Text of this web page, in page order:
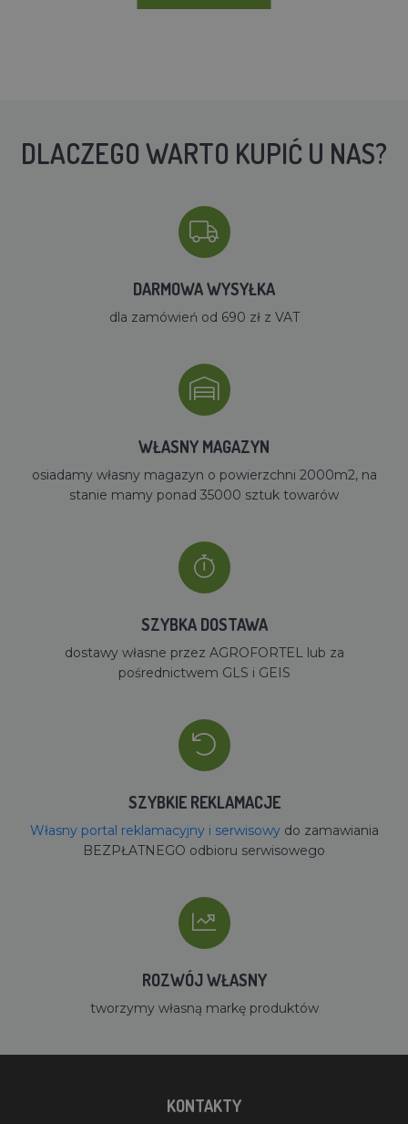
DLACZEGO WARTO KUPIĆ U NAS?
DARMOWA WYSYŁKA
dla zamówień od 690 zł z VAT
WŁASNY MAGAZYN
osiadamy własny magazyn o powierzchni 2000m2, na
stanie mamy ponad 35000 sztuk towarów
SZYBKA DOSTAWA
dostawy własne przez AGROFORTEL lub za
pośrednictwem GLS i GEIS
SZYBKIE REKLAMACJE
Własny portal reklamacyjny i serwisowydo zamawiania
BEZPŁATNEGO odbioru serwisowego
ROZWÓJ WŁASNY
tworzymy własną markę produktów
KONTAKTY